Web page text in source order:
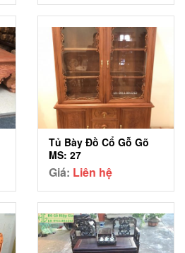
Tủ Bày Đồ Cổ Gỗ Gõ
MS: 27
Giá: Liên hệ